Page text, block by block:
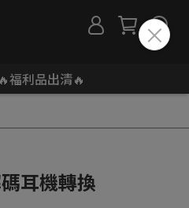
🔥福利品出清🔥
耳機轉換